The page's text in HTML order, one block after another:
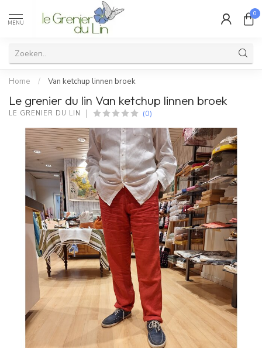
MENU
0
Home / Van ketchup linnen broek
Le grenier du lin Van ketchup linnen broek
LE GRENIER DU LIN (0)